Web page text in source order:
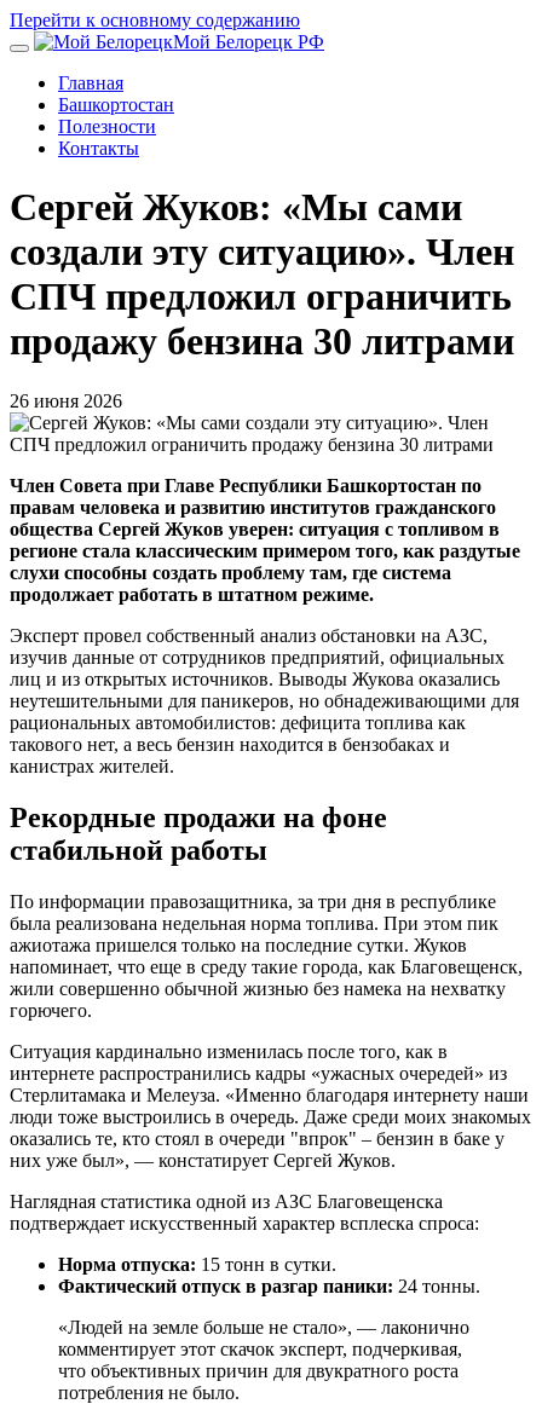
Перейти к основному содержанию
Мой Белорецк РФ
Главная
Башкортостан
Полезности
Контакты
Сергей Жуков: «Мы сами
создали эту ситуацию». Член
СПЧ предложил ограничить
продажу бензина 30 литрами
26 июня 2026
Член Совета при Главе Республики Башкортостан по
правам человека и развитию институтов гражданского
общества Сергей Жуков уверен: ситуация с топливом в
регионе стала классическим примером того, как раздутые
слухи способны создать проблему там, где система
продолжает работать в штатном режиме.
Эксперт провел собственный анализ обстановки на АЗС,
изучив данные от сотрудников предприятий, официальных
лиц и из открытых источников. Выводы Жукова оказались
неутешительными для паникеров, но обнадеживающими для
рациональных автомобилистов: дефицита топлива как
такового нет, а весь бензин находится в бензобаках и
канистрах жителей.
Рекордные продажи на фоне
стабильной работы
По информации правозащитника, за три дня в республике
была реализована недельная норма топлива. При этом пик
ажиотажа пришелся только на последние сутки. Жуков
напоминает, что еще в среду такие города, как Благовещенск,
жили совершенно обычной жизнью без намека на нехватку
горючего.
Ситуация кардинально изменилась после того, как в
интернете распространились кадры «ужасных очередей» из
Стерлитамака и Мелеуза. «Именно благодаря интернету наши
люди тоже выстроились в очередь. Даже среди моих знакомых
оказались те, кто стоял в очереди "впрок" – бензин в баке у
них уже был», — констатирует Сергей Жуков.
Наглядная статистика одной из АЗС Благовещенска
подтверждает искусственный характер всплеска спроса:
Норма отпуска: 15 тонн в сутки.
Фактический отпуск в разгар паники: 24 тонны.
«Людей на земле больше не стало», — лаконично
комментирует этот скачок эксперт, подчеркивая,
что объективных причин для двукратного роста
потребления не было.